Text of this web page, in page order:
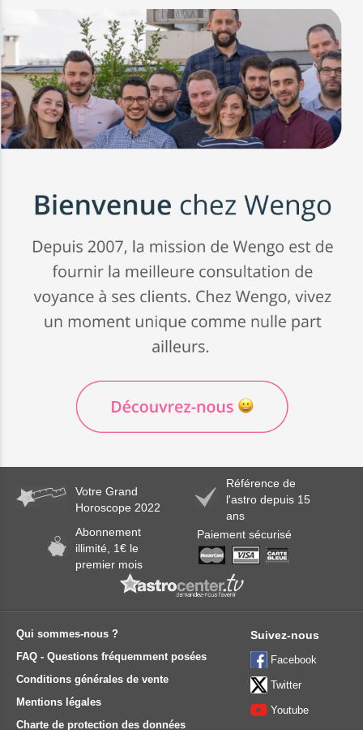
Votre Grand
Horoscope 2022
Référence de
l'astro depuis 15
ans
Abonnement
illimité, 1€ le
premier mois
Paiement sécurisé
Qui sommes-nous ?
FAQ - Questions fréquemment posées
Conditions générales de vente
Mentions légales
Charte de protection des données
Suivez-nous
Facebook
Twitter
Youtube